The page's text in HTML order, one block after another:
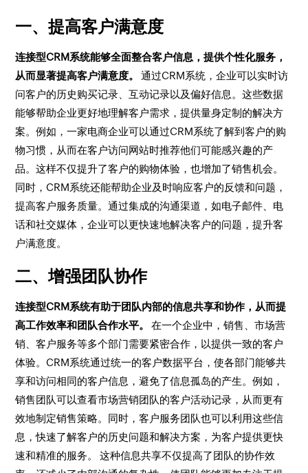
一、提高客户满意度
连接型CRM系统能够全面整合客户信息，提供个性化服务，
从而显著提高客户满意度。
通过CRM系统，企业可以实时访
问客户的历史购买记录、互动记录以及偏好信息。这些数据
能够帮助企业更好地理解客户需求，提供量身定制的解决方
案。例如，一家电商企业可以通过CRM系统了解到客户的购
物习惯，从而在客户访问网站时推荐他们可能感兴趣的产
品。这样不仅提升了客户的购物体验，也增加了销售机会。
同时，CRM系统还能帮助企业及时响应客户的反馈和问题，
提高客户服务质量。通过集成的沟通渠道，如电子邮件、电
话和社交媒体，企业可以更快速地解决客户的问题，提升客
户满意度。
二、增强团队协作
连接型CRM系统有助于团队内部的信息共享和协作，从而提
高工作效率和团队合作水平。
在一个企业中，销售、市场营
销、客户服务等多个部门需要紧密合作，以提供一致的客户
体验。CRM系统通过统一的客户数据平台，使各部门能够共
享和访问相同的客户信息，避免了信息孤岛的产生。例如，
销售团队可以查看市场营销团队的客户活动记录，从而更有
效地制定销售策略。同时，客户服务团队也可以利用这些信
息，快速了解客户的历史问题和解决方案，为客户提供更快
速和精准的服务。 这种信息共享不仅提高了团队的协作效